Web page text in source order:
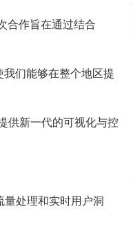
合作旨在通过结合
们能够在整个地区提
供新一代的可视化与控
处理和实时用户洞